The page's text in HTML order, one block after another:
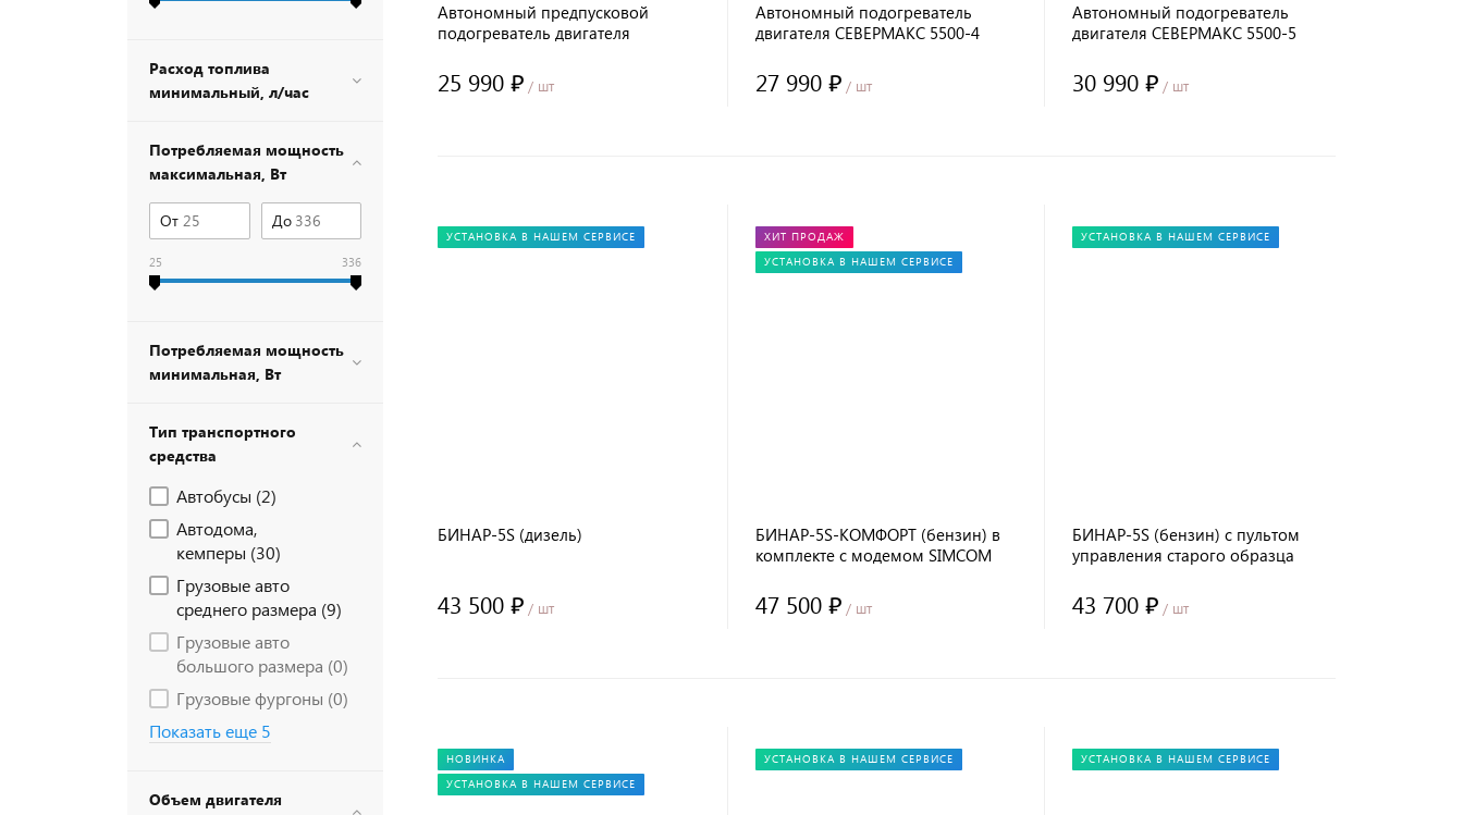
Расход топлива
минимальный, л/час
Потребляемая мощность
максимальная, Вт
От До
25 336
Потребляемая мощность
минимальная, Вт
Тип транспортного
средства
Автобусы (2)
Автодома,
кемперы (30)
Грузовые авто
среднего размера (9)
Грузовые авто
большого размера (0)
Грузовые фургоны (0)
Показать еще 5
Объем двигателя
Автономный предпусковой
подогреватель двигателя
дизель, с пультом
25 990 ₽ / шт
Автономный подогреватель
двигателя СЕВЕРМАКС 5500-4
управлением
27 990 ₽/ шт
Автономный подогреватель
двигателя СЕВЕРМАКС 5500-5
управлением, с пультом ДУ
30 990 ₽ / шт
УСТАНОВКА В НАШЕМ СЕРВИСЕ
БИНАР-5S (дизель)
43 500 ₽ / шт
ХИТ ПРОДАЖ
УСТАНОВКА В НАШЕМ СЕРВИСЕ
БИНАР-5S-КОМФОРТ (бензин) в
комплекте с модемом SIMCOM
47 500 ₽/ шт
УСТАНОВКА В НАШЕМ СЕРВИСЕ
БИНАР-5S (бензин) с пультом
управления старого образца
43 700 ₽ / шт
НОВИНКА
УСТАНОВКА В НАШЕМ СЕРВИСЕ
УСТАНОВКА В НАШЕМ СЕРВИСЕ УСТАНОВКА В НАШЕМ СЕРВИСЕ